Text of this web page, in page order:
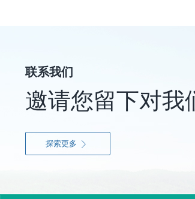
联系我们
邀请您留下对我
探索更多 